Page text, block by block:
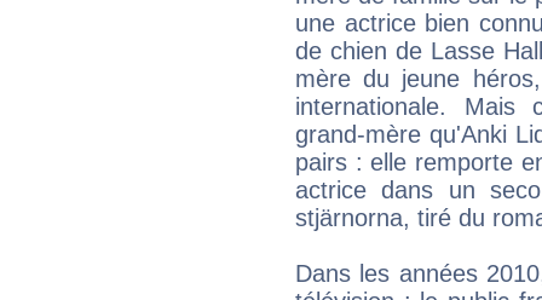
une actrice bien
de chien de Lasse
mère du jeune
internationale.
grand-mère qu'Anki
pairs : elle remporte
actrice dans un
stjärnorna, tiré du
Dans les années